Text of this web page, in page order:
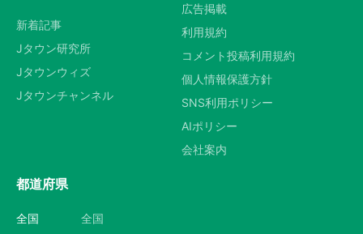
新着記事
Jタウン研究所
Jタウンウィズ
Jタウンチャンネル
広告掲載
利用規約
コメント投稿利用規約
個人情報保護方針
SNS利用ポリシー
AIポリシー
会社案内
都道府県
全国
全国